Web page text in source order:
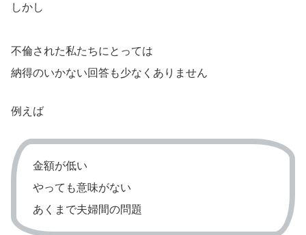
しかし
不倫された私たちにとっては
納得のいかない回答も少なくありません
例えば
金額が低い
やっても意味がない
あくまで夫婦間の問題